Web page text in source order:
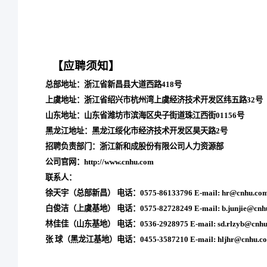
【应聘须知】
总部地址：浙江省新昌县大道西路418号
上虞地址：浙江省绍兴市杭州湾上虞经济技术开发区纬五路32号
山东地址：山东省潍坊市滨海区央子街道珠江西街01156号
黑龙江地址：黑龙江绥化市经济技术开发区昊天路2号
招聘负责部门：浙江新和成股份有限公司人力资源部
公司官网：http://www.cnhu.com
联系人：
徐天宇（总部新昌）电话：0575-86133796E-
白俊洁（上虞基地）电话：0575-82728249E-
林佳佳（山东基地）电话：0536-2928975E-mail:
张球（黑龙江基地）电话：0455-3587210E-mail: